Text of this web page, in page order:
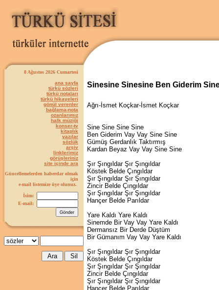
8 Ağustos 2026 Cumartesi
ana sayfa
türkü sözleri
türkü notaları
türkü hikayeleri
gönül verenler
bağlama-nota
ozanlarımız
halk müziği
konser-tv
kitaplık
yazılar
sözlük
arşiv
linklerimiz
görüşleriniz
site içinde ara
Güncellemelerden haberdar olmak
için
e-mail listemize üye olunuz.
İsim:
E-mail:
Sinesine Sinesine Ben Giderim
Ağrı-İsmet Koçkar-İsmet Koçkar
Sine Sine Sine Sine
Ben Giderim Vay Vay Sine Sine
Gümüş Gerdanlık Taktırmış
Kardan Beyaz Vay Vay Sine Sine
Şır Şıngıldar Şır Şıngıldar
Köstek Belde Çıngıldar
Şır Şıngıldar Şır Şıngıldar
Zincir Belde Çıngıldar
Şır Şıngıldar Şır Şıngıldar
Hançer Belde Parıldar
Yare Kaldı Yare Kaldı
Sinemde Bir Vay Vay Yare Kaldı
Dermansız Bir Derde Düştüm
Bir Gümanım Vay Vay Yare Kaldı
Şır Şıngıldar Şır Şıngıldar
Köstek Belde Çıngıldar
Şır Şıngıldar Şır Şıngıldar
Zincir Belde Çıngıldar
Şır Şıngıldar Şır Şıngıldar
Hançer Belde Parıldar